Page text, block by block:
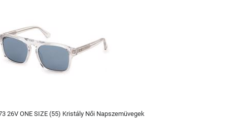
26V ONE SIZE (55) Kristály Női Napszemüvegek